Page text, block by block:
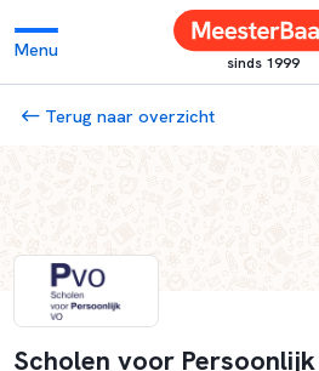
Menu
sinds 1999
Terug naar overzicht
Scholen voor Persoonlijk